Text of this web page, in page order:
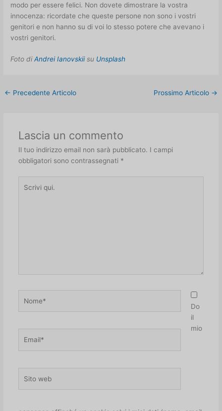
modo per essere felici. Non dovete dimostrare la vostra
innocenza: ricordate che queste persone non sono i vostri
genitori e non hanno su di voi lo stesso potere che avevano i
vostri genitori.
Foto diAndrei Ianovskiisu Unsplash
← Precedente Articolo Prossimo Articolo →
Lascia un commento
Il tuo indirizzo email non sarà pubblicato. I campi
obbligatori sono contrassegnati *
qui.
web
Do
il
mio